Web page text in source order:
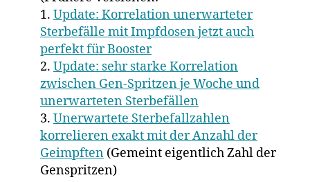
1. Update: Korrelation unerwarteter
Sterbefälle mit Impfdosen jetzt auch
perfekt für Booster
2. Update: sehr starke Korrelation
zwischen Gen-Spritzen je Woche und
unerwarteten Sterbefällen
3. Unerwartete Sterbefallzahlen
korrelieren exakt mit der Anzahl der
Geimpften (Gemeint eigentlich Zahl der
Genspritzen)